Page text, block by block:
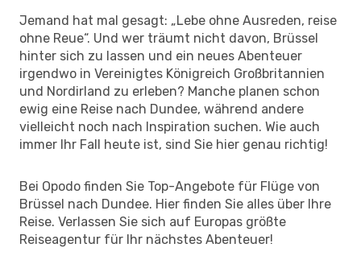
Jemand hat mal gesagt: „Lebe ohne Ausreden, reise
ohne Reue“. Und wer träumt nicht davon, Brüssel
hinter sich zu lassen und ein neues Abenteuer
irgendwo in Vereinigtes Königreich Großbritannien
und Nordirland zu erleben? Manche planen schon
ewig eine Reise nach Dundee, während andere
vielleicht noch nach Inspiration suchen. Wie auch
immer Ihr Fall heute ist, sind Sie hier genau richtig!
Bei Opodo finden Sie Top-Angebote für Flüge von
Brüssel nach Dundee. Hier finden Sie alles über Ihre
Reise. Verlassen Sie sich auf Europas größte
Reiseagentur für Ihr nächstes Abenteuer!